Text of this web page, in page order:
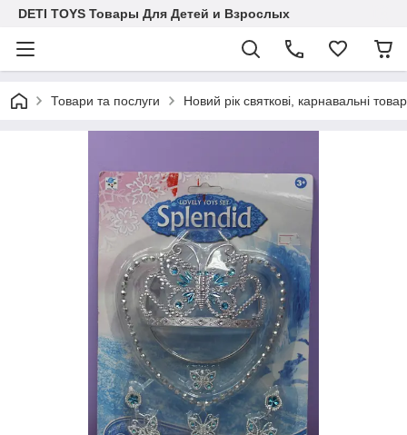
DETI TOYS Товары Для Детей и Взрослых
Товари та послуги Новий рік святкові, карнавальні